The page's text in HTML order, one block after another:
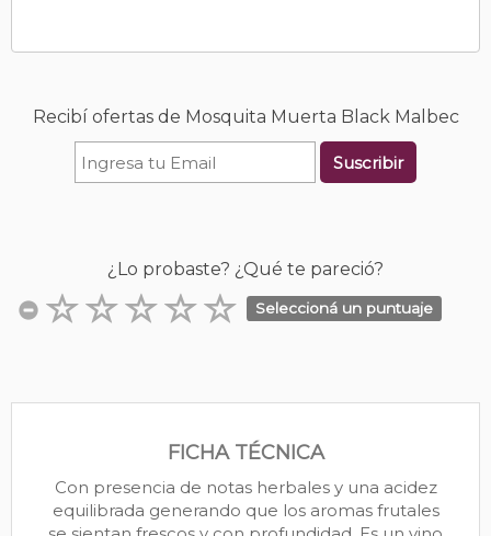
Recibí ofertas de Mosquita Muerta Black Malbec
Suscribir
¿Lo probaste? ¿Qué te pareció?
Seleccioná un puntuaje
FICHA TÉCNICA
Con presencia de notas herbales y una acidez
equilibrada generando que los aromas frutales